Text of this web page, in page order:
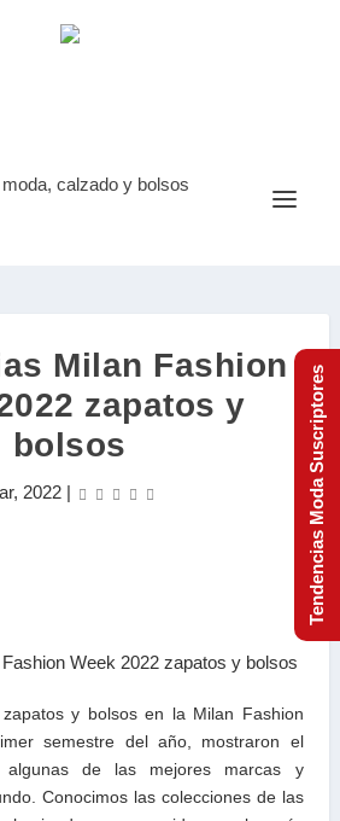
Milan Fashion
zapatos y
bolsos
2022 |
y bolsos en la Milan Fashion
semestre del año, mostraron el
de las mejores marcas y
Conocimos las colecciones de las
Tendencias Moda Suscriptores